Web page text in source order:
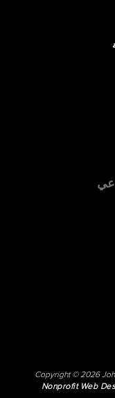
Copyright © 2026
Nonprofit Web